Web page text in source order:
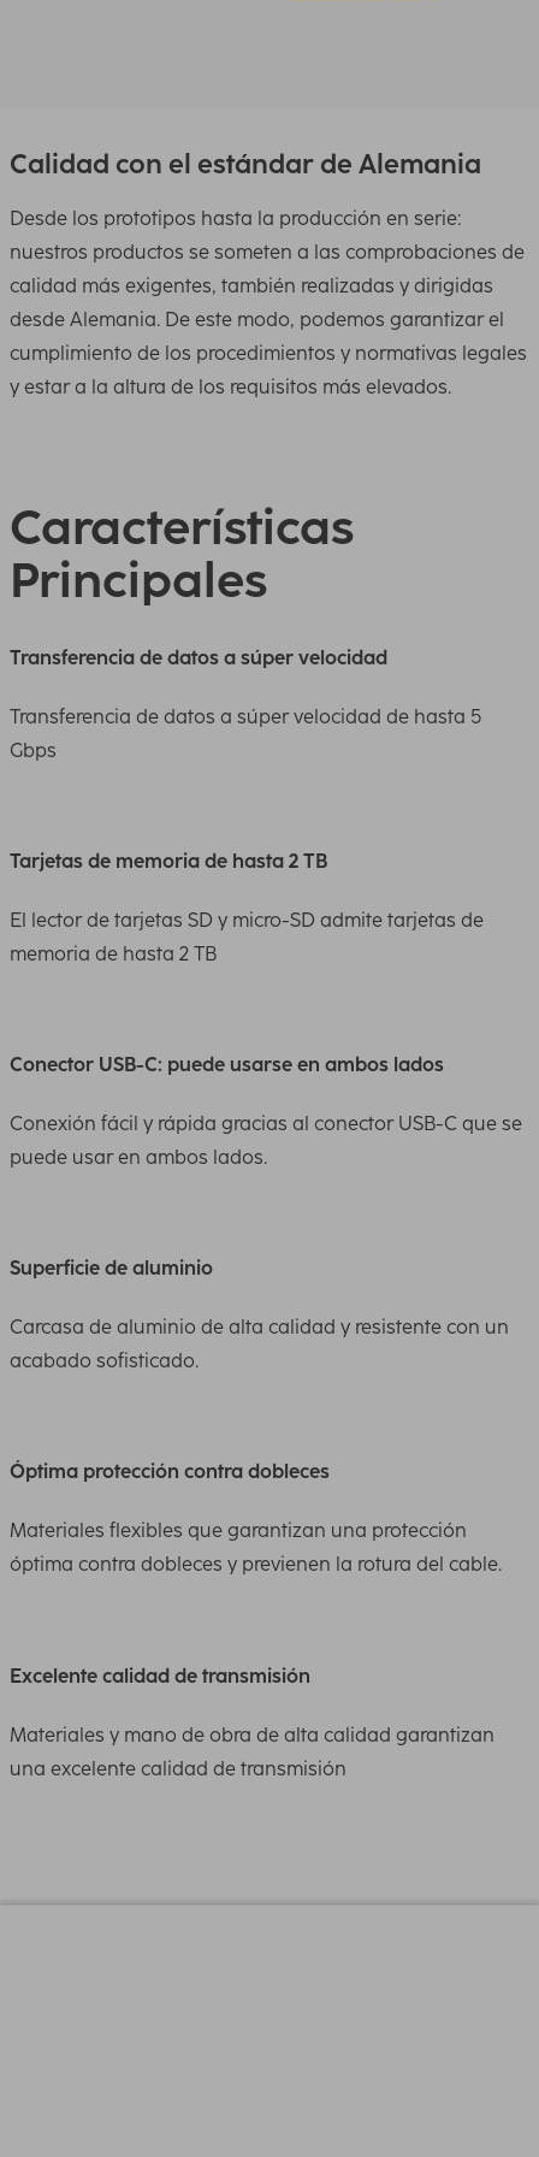
Calidad con el estándar de Alemania
Desde los prototipos hasta la producción en serie:
nuestros productos se someten a las comprobaciones de
calidad más exigentes, también realizadas y dirigidas
desde Alemania. De este modo, podemos garantizar el
cumplimiento de los procedimientos y normativas legales
y estar a la altura de los requisitos más elevados.
Características
Principales
Transferencia de datos a súper velocidad
Transferencia de datos a súper velocidad de hasta 5
Gbps
Tarjetas de memoria de hasta 2 TB
El lector de tarjetas SD y micro-SD admite tarjetas de
memoria de hasta 2 TB
Conector USB-C: puede usarse en ambos lados
Conexión fácil y rápida gracias al conector USB-C que se
puede usar en ambos lados.
Superficie de aluminio
Carcasa de aluminio de alta calidad y resistente con un
acabado sofisticado.
Óptima protección contra dobleces
Materiales flexibles que garantizan una protección
óptima contra dobleces y previenen la rotura del cable.
Excelente calidad de transmisión
Materiales y mano de obra de alta calidad garantizan
una excelente calidad de transmisión